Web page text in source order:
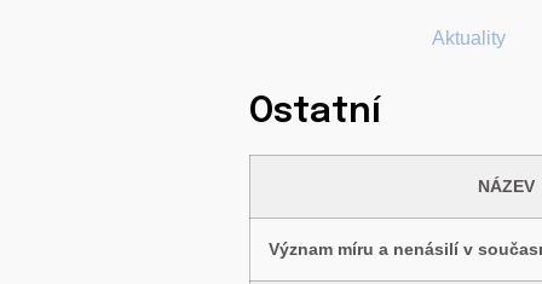
Aktuality
Ostatní
NÁZEV
Význam míru a nenásilí v